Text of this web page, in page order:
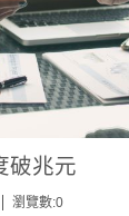
破兆元
瀏覽數:0